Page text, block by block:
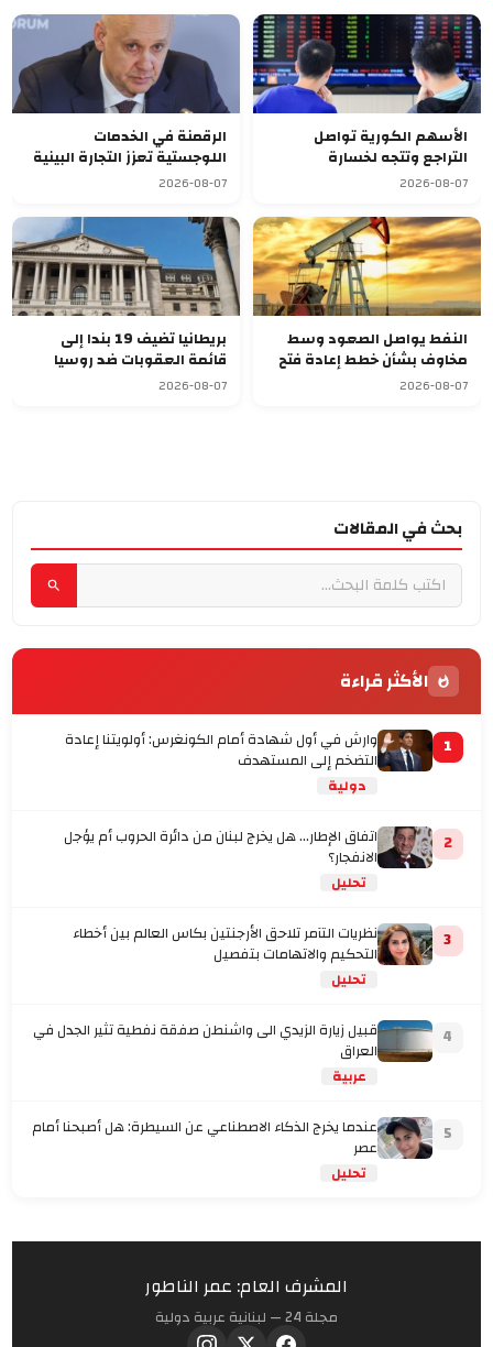
الأسهم الكورية تواصل
التراجع وتتجه لخسارة
أسبوعية سابعة
2026-08-07
الرقمنة في الخدمات
اللوجستية تعزز التجارة البينية
في الاتحاد الأوراسي
2026-08-07
النفط يواصل الصعود وسط
مخاوف بشأن خطط إعادة فتح
مضيق هرمز
2026-08-07
بريطانيا تضيف 19 بندا إلى
قائمة العقوبات ضد روسيا
2026-08-07
بحث في المقالات
الأكثر قراءة
1 وارش في أول شهادة أمام الكونغرس: أولويتنا إعادة
التضخم إلى المستهدف
دولية
2 اتفاق الإطار... هل يخرج لبنان من دائرة الحروب أم يؤجل
الانفجار؟
تحليل
3 نظريات التآمر تلاحق الأرجنتين بكاس العالم بين أخطاء
التحكيم والاتهامات بتفصيل
تحليل
4 قبيل زيارة الزيدي الى واشنطن صفقة نفطية تثير الجدل في
العراق
عربية
5 عندما يخرج الذكاء الاصطناعي عن السيطرة: هل أصبحنا أمام
عصر
تحليل
المشرف العام: عمر الناطور
مجلة 24 — لبنانية عربية دولية